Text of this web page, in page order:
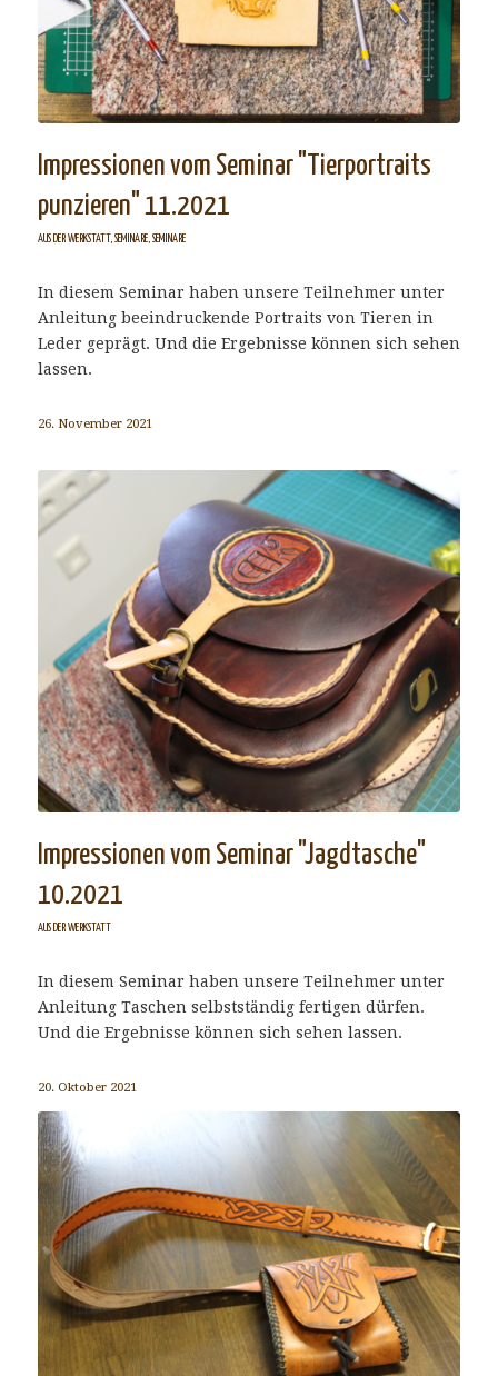
Impressionen vom Seminar "Tierportraits
punzieren" 11.2021
AUS DER WERKSTATT SEMINARE, SEMINARE
In diesem Seminar haben unsere Teilnehmer unter
Anleitung beeindruckende Portraits von Tieren in
Leder geprägt. Und die Ergebnisse können sich sehen
lassen.
26. November 2021
Impressionen vom Seminar "Jagdtasche"
10.2021
AUS DER WERKSTATT
In diesem Seminar haben unsere Teilnehmer unter
Anleitung Taschen selbstständig fertigen dürfen.
Und die Ergebnisse können sich sehen lassen.
20. Oktober 2021